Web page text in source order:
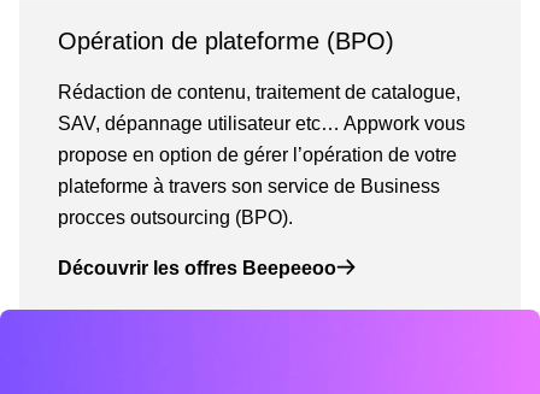
Opération de plateforme (BPO)
Rédaction de contenu, traitement de catalogue,
SAV, dépannage utilisateur etc… Appwork vous
propose en option de gérer l’opération de votre
plateforme à travers son service de Business
procces outsourcing (BPO).
Découvrir les offres Beepeeoo